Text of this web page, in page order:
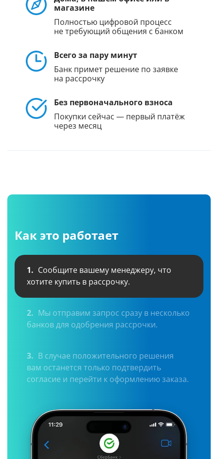
магазине
Полностью цифровой процесс
не требующий общения с банком
Всего за пару минут
Банк примет решение по заявке
на рассрочку
Без первоначального взноса
Покупки сейчас — первый платёж
через месяц
Как это работает
1. Сообщите вашему менеджеру, что
хотите купить в рассрочку.
2. Мы отправим запрос сразу в несколько
банков для одобрения рассрочки.
3. В случае положительного решения
вам останется только подтвердить
согласие и перейти к оформлению заказа.